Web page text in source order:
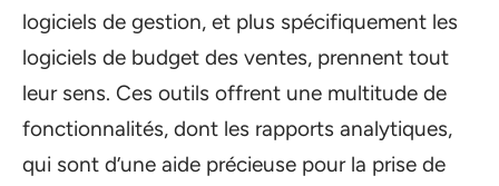
logiciels de gestion, et plus spécifiquement les
logiciels de budget des ventes, prennent tout
leur sens. Ces outils offrent une multitude de
fonctionnalités, dont les rapports analytiques,
qui sont d’une aide précieuse pour la prise de